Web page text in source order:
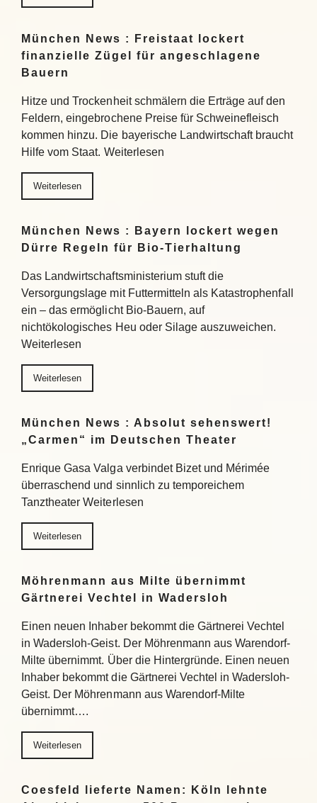
München News : Freistaat lockert
finanzielle Zügel für angeschlagene
Bauern
Hitze und Trockenheit schmälern die Erträge auf den
Feldern, eingebrochene Preise für Schweinefleisch
kommen hinzu. Die bayerische Landwirtschaft braucht
Hilfe vom Staat. Weiterlesen
Weiterlesen
München News : Bayern lockert wegen
Dürre Regeln für Bio-Tierhaltung
Das Landwirtschaftsministerium stuft die
Versorgungslage mit Futtermitteln als Katastrophenfall
ein – das ermöglicht Bio-Bauern, auf
nichtökologisches Heu oder Silage auszuweichen.
Weiterlesen
Weiterlesen
München News : Absolut sehenswert!
„Carmen“ im Deutschen Theater
Enrique Gasa Valga verbindet Bizet und Mérimée
überraschend und sinnlich zu temporeichem
Tanztheater Weiterlesen
Weiterlesen
Möhrenmann aus Milte übernimmt
Gärtnerei Vechtel in Wadersloh
Einen neuen Inhaber bekommt die Gärtnerei Vechtel
in Wadersloh-Geist. Der Möhrenmann aus Warendorf-
Milte übernimmt. Über die Hintergründe. Einen neuen
Inhaber bekommt die Gärtnerei Vechtel in Wadersloh-
Geist. Der Möhrenmann aus Warendorf-Milte
übernimmt….
Weiterlesen
Coesfeld lieferte Namen: Köln lehnte